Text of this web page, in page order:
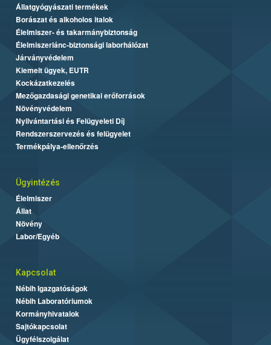
Állatgyógyászati termékek
Borászat és alkoholos italok
Élelmiszer- és takarmánybiztonság
Élelmiszerlánc-biztonsági laborhálózat
Járványvédelem
Kiemelt ügyek, EUTR
Kockázatkezelés
Mezőgazdasági genetikai erőforrások
Növényvédelem
Nyilvántartási és Felügyeleti Díj
Rendszerszervezés és felügyelet
Termékpálya-ellenőrzés
Ügyintézés
Élelmiszer
Állat
Növény
Labor/Egyéb
Kapcsolat
Nébih Igazgatóságok
Nébih Laboratóriumok
Kormányhivatalok
Sajtókapcsolat
Ügyfélszolgálat